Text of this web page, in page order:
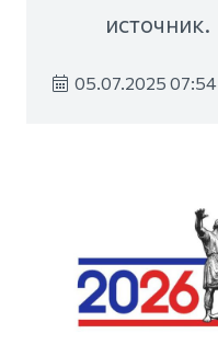
источник.
05.07.2025 07:54